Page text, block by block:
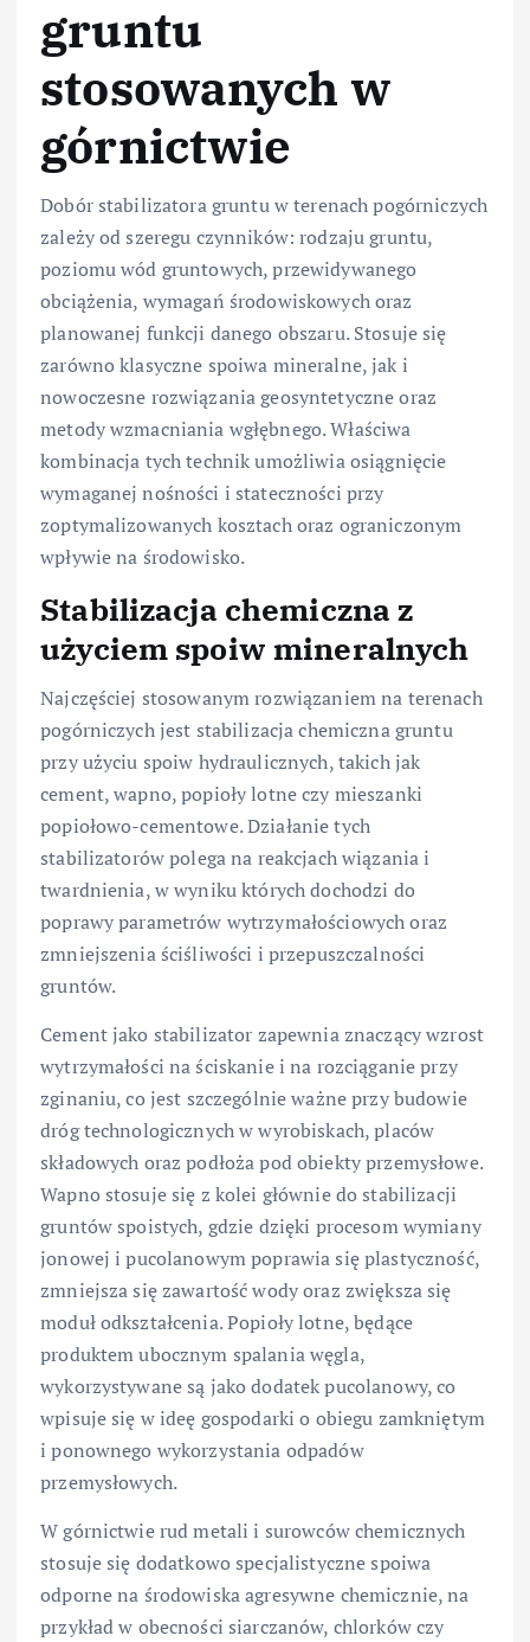
gruntu
stosowanych w
górnictwie
Dobór stabilizatora gruntu w terenach pogórniczych
zależy od szeregu czynników: rodzaju gruntu,
poziomu wód gruntowych, przewidywanego
obciążenia, wymagań środowiskowych oraz
planowanej funkcji danego obszaru. Stosuje się
zarówno klasyczne spoiwa mineralne, jak i
nowoczesne rozwiązania geosyntetyczne oraz
metody wzmacniania wgłębnego. Właściwa
kombinacja tych technik umożliwia osiągnięcie
wymaganej nośności i stateczności przy
zoptymalizowanych kosztach oraz ograniczonym
wpływie na środowisko.
Stabilizacja chemiczna z
użyciem spoiw mineralnych
Najczęściej stosowanym rozwiązaniem na terenach
pogórniczych jest stabilizacja chemiczna gruntu
przy użyciu spoiw hydraulicznych, takich jak
cement, wapno, popioły lotne czy mieszanki
popiołowo-cementowe. Działanie tych
stabilizatorów polega na reakcjach wiązania i
twardnienia, w wyniku których dochodzi do
poprawy parametrów wytrzymałościowych oraz
zmniejszenia ściśliwości i przepuszczalności
gruntów.
Cement jako stabilizator zapewnia znaczący wzrost
wytrzymałości na ściskanie i na rozciąganie przy
zginaniu, co jest szczególnie ważne przy budowie
dróg technologicznych w wyrobiskach, placów
składowych oraz podłoża pod obiekty przemysłowe.
Wapno stosuje się z kolei głównie do stabilizacji
gruntów spoistych, gdzie dzięki procesom wymiany
jonowej i pucolanowym poprawia się plastyczność,
zmniejsza się zawartość wody oraz zwiększa się
moduł odkształcenia. Popioły lotne, będące
produktem ubocznym spalania węgla,
wykorzystywane są jako dodatek pucolanowy, co
wpisuje się w ideę gospodarki o obiegu zamkniętym
i ponownego wykorzystania odpadów
przemysłowych.
W górnictwie rud metali i surowców chemicznych
stosuje się dodatkowo specjalistyczne spoiwa
odporne na środowiska agresywne chemicznie, na
przykład w obecności siarczanów, chlorków czy